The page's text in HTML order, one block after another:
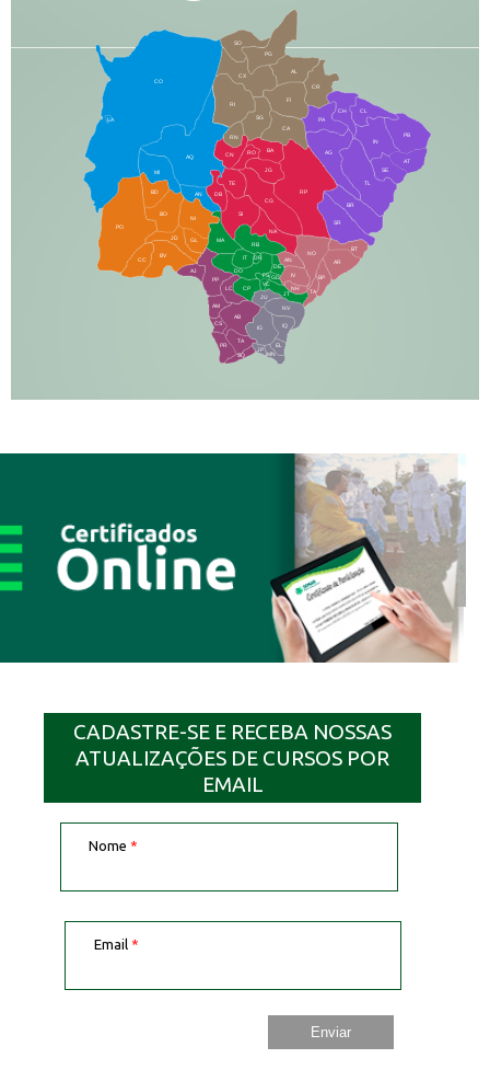
CO
AQ
MI
AN
CX
RI
AL
CR
FI
SG
BA
CA
PA
CH CL
PB
SE
TL
AG
BR
SR
BT
AR
RP
RO
JG
CG
SI
NA
TA
NH
JT
RB
MA
IT
DR
DO
CP
JU
NV
IQ
EL
BD
BO
NI
JD
PO
BV
CC
PP
AJ
LC
AM
AB
JP
DB
TE
CS
PR
TA
SQ
IG
MN
IN
NO
BP
RN
CN
GL
AN
IV
FS
VC
GD
DE
AT
PG
SO
LA
CADASTRE-SE E RECEBA NOSSAS
ATUALIZAÇÕES DE CURSOS POR
EMAIL
Nome *
Email *